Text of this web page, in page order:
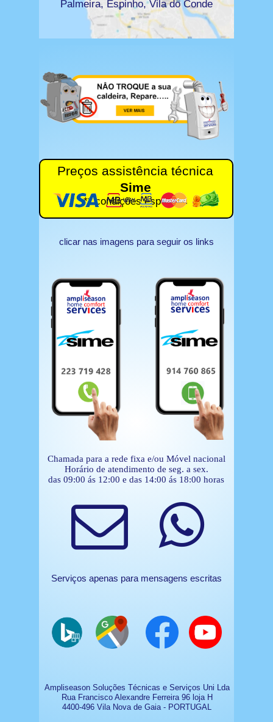
Chamada para a rede fixa e/ou Móvel nacional
Horário de atendimento de seg. a sex.
das 09:00 ás 12:00 e das 14:00 ás 18:00 horas
Serviços apenas para mensagens escritas
Ampliseason Soluções Técnicas e Serviços Uni Lda
Rua Francisco Alexandre Ferreira 96 loja H
4400-496 Vila Nova de Gaia - PORTUGAL
clicar nas imagens para seguir os links
Preços assistência técnica
Sime
** condições especiais
Palmeira, Espinho, Vila do Conde